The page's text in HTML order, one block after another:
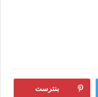
بنترست